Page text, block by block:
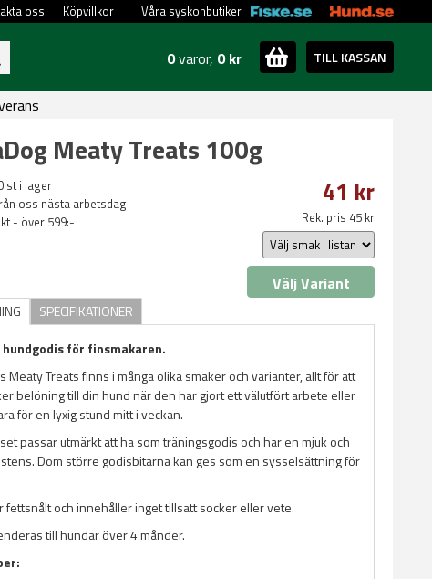
Våra syskonbutiker
Köpvillkor
oss
0varor, 0 kr TILL KASSAN
Meaty Treats 100g
st i lager
oss nästa arbetsdag
- över 599:-
41 kr
Rek. pris 45 kr
Välj Variant
SPECIFIKATIONER
för finsmakaren.
Meaty Treats finns i många olika smaker och varianter, allt för att
belöning till din hund när den har gjort ett välutfört arbete eller
för en lyxig stund mitt i veckan.
passar utmärkt att ha som träningsgodis och har en mjuk och
Dom större godisbitarna kan ges som en sysselsättning för
fettsnålt och innehåller inget tillsatt socker eller vete.
till hundar över 4 månder.